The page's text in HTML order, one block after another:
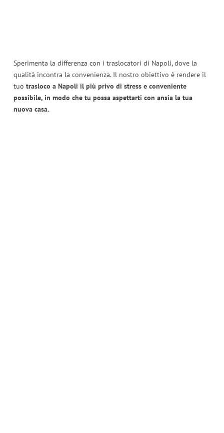
Sperimenta la differenza con i traslocatori di Napoli, dove la
qualità incontra la convenienza. Il nostro obiettivo è rendere il
tuo trasloco a Napoli il più privo di stress e conveniente
possibile, in modo che tu possa aspettarti con ansia la tua
nuova casa.